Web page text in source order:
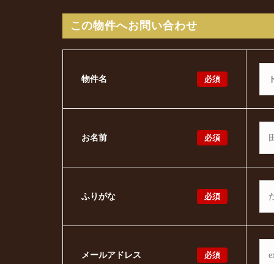
この物件へお問い合わせ
必須
物件名
必須
お名前
必須
ふりがな
必須
メールアドレス